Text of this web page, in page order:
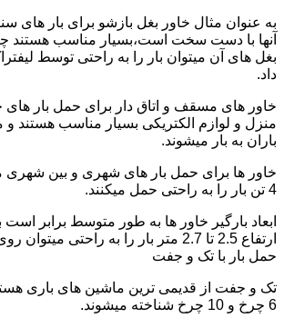
به عنوان مثال خاور بغل بازشو برای بار های
آنها با دست سخت است،بسیار مناسب هستند
بغل های آن میتوان بار را به راحتی توسط
داد.
خاور های مسقف و اتاق دار برای حمل بار های
منزل و لوازم الکتریکی بسیار مناسب هستند و
باران به بار میشوند.
خاور ها برای حمل بار های شهری و بین شهری
4 تن بار را به راحتی حمل میکنند.
ارتفاع 2.5 تا 2.7 متر بار را به راحتی میتوان روی آنها قرار داد.
حمل بار با تک و جفت
تک و جفت از قدیمی ترین ماشین های باری
6 چرخ و 10 چرخ شناخته میشوند.